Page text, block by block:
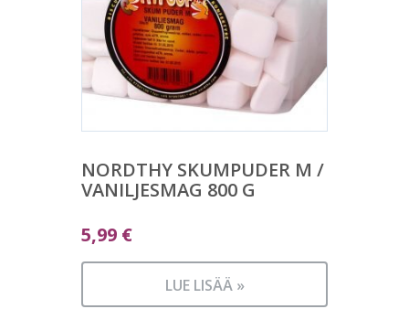
NORDTHY SKUMPUDER M /
VANILJESMAG 800 G
5,99 €
LUE LISÄÄ »